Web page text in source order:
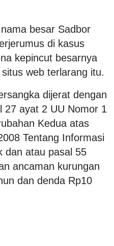
besar Sadbor
di kasus
kepincut besarnya
web terlarang itu.
dijerat dengan
27 ayat 2 UU Nomor 1
Kedua atas
Tentang Informasi
dan atau pasal 55
ancaman kurungan
dan denda Rp10